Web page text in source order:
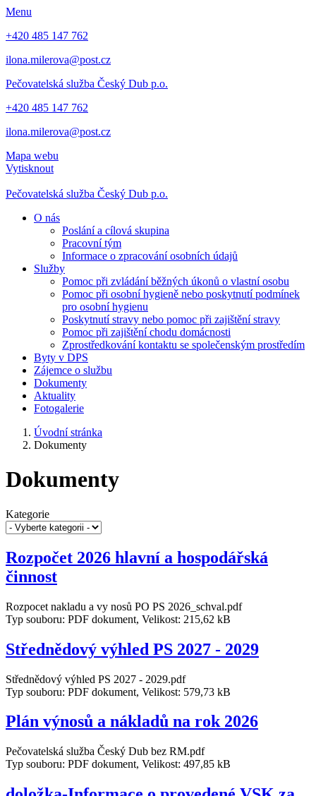
Menu
+420 485 147 762
ilona.milerova@post.cz
Pečovatelská služba Český Dub p.o.
+420 485 147 762
ilona.milerova@post.cz
Mapa webu
Vytisknout
Pečovatelská služba Český Dub p.o.
O nás
Poslání a cílová skupina
Pracovní tým
Informace o zpracování osobních údajů
Služby
Pomoc při zvládání běžných úkonů o vlastní osobu
Pomoc při osobní hygieně nebo poskytnutí podmínek
pro osobní hygienu
Poskytnutí stravy nebo pomoc při zajištění stravy
Pomoc při zajištění chodu domácnosti
Zprostředkování kontaktu se společenským prostředím
Byty v DPS
Zájemce o službu
Dokumenty
Aktuality
Fotogalerie
Úvodní stránka
Dokumenty
Dokumenty
Kategorie
Rozpočet 2026 hlavní a hospodářská
činnost
Rozpocet nakladu a vy nosů PO PS 2026_schval.pdf
Typ souboru: PDF dokument, Velikost: 215,62 kB
Střednědový výhled PS 2027 - 2029
Střednědový výhled PS 2027 - 2029.pdf
Typ souboru: PDF dokument, Velikost: 579,73 kB
Plán výnosů a nákladů na rok 2026
Pečovatelská služba Český Dub bez RM.pdf
Typ souboru: PDF dokument, Velikost: 497,85 kB